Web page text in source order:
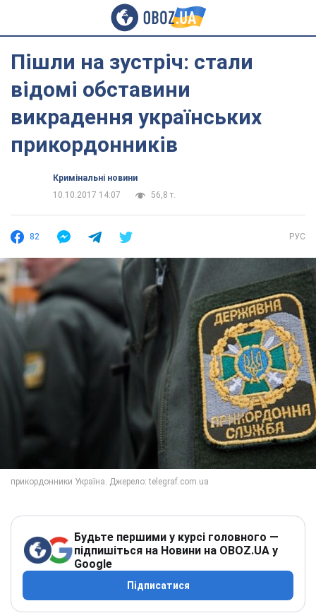
Пішли на зустріч: стали
відомі обставини
викрадення українських
прикордонників
Кримінальні новини
10.10.2017 14:07
56,8 т.
82 РУС
Будьте першими у курсі головного —
підпишіться на Новини на OBOZ.UA у
Google
Підписатися